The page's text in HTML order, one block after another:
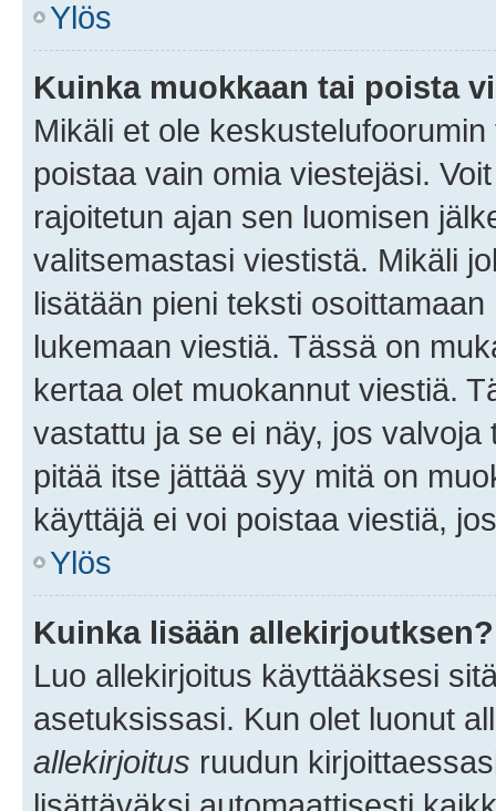
Ylös
Kuinka muokkaan tai poista
Mikäli et ole
poistaa vain omia viestejäsi.
rajoitetun ajan sen luomisen
valitsemastasi viestistä. Mikäli
lisätään pieni teksti
lukemaan viestiä. Tässä on
kertaa olet muokannut viestiä.
vastattu ja se ei näy, jos
pitää itse jättää syy mitä on
käyttäjä ei voi poistaa viestiä,
Ylös
Kuinka lisään allekirjoutksen?
Luo allekirjoitus käyttääksesi
asetuksissasi. Kun olet luonut
allekirjoitus ruudun